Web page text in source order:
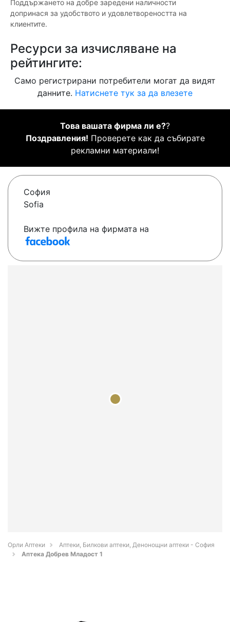
Поддържането на добре заредени наличности
допринася за удобството и удовлетвореността на
клиентите.
Ресурси за изчисляване на
рейтингите:
Само регистрирани потребители могат да видят
данните. Натиснете тук за да влезете
Това вашата фирма ли е??
Поздравления! Проверете как да събирате
рекламни материали!
София
Sofia
Вижте профила на фирмата на
Орли Аптеки
Аптеки, Билкови аптеки, Денонощни аптеки - София
Аптека Добрев Младост 1